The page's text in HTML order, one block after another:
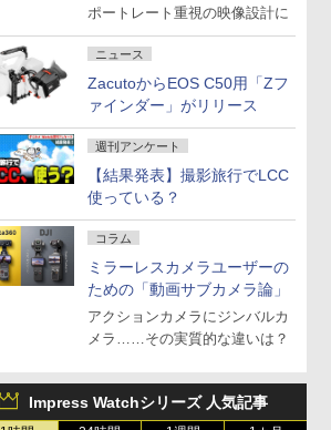
ポートレート重視の映像設計に
ニュース
ZacutoからEOS C50用「Zフ
ァインダー」がリリース
週刊アンケート
【結果発表】撮影旅行でLCC
使っている？
コラム
ミラーレスカメラユーザーの
ための「動画サブカメラ論」
アクションカメラにジンバルカ
メラ……その実質的な違いは？
Impress Watchシリーズ 人気記事